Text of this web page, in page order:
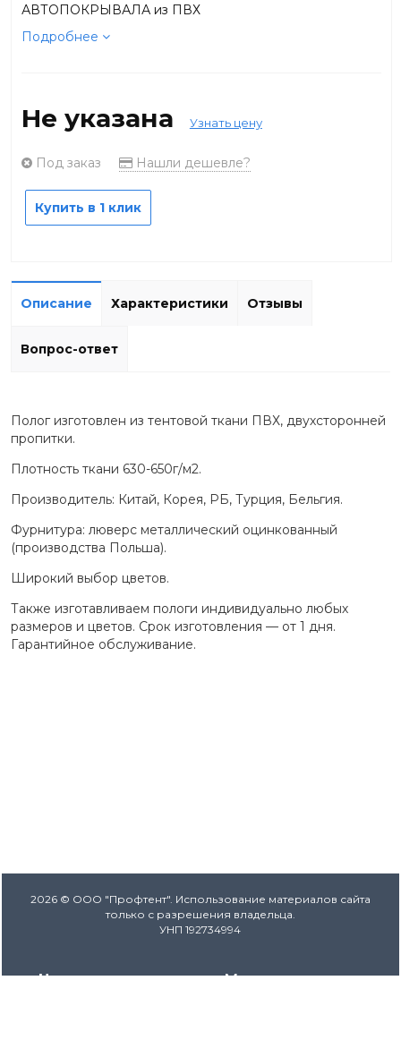
АВТОПОКРЫВАЛА из ПВХ
Подробнее
Не указана Узнать цену
Под заказ Нашли дешевле?
Купить в 1 клик
Описание Характеристики Отзывы
Вопрос-ответ
Полог изготовлен из тентовой ткани ПВХ, двухсторонней
пропитки.
Плотность ткани 630-650г/м2.
Производитель: Китай, Корея, РБ, Турция, Бельгия.
Фурнитура: люверс металлический оцинкованный
(производства Польша).
Широкий выбор цветов.
Также изготавливаем пологи индивидуально любых
размеров и цветов. Срок изготовления — от 1 дня.
Гарантийное обслуживание.
2026 © ООО "Профтент". Использование материалов сайта
только с разрешения владельца.
УНП 192734994
Наши контакты Мы в соцсетях